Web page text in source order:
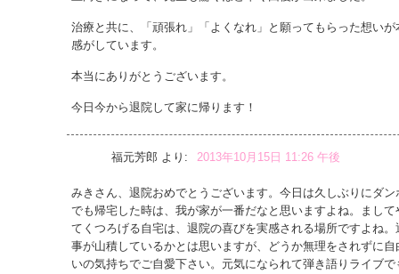
治療と共に、「頑張れ」「よくなれ」と願ってもらった想い
感がしています。
本当にありがとうございます。
今日今から退院して家に帰ります！
福元芳郎 より: 2013年10月15日 11:26 午後
みきさん、退院おめでとうございます。今日は久しぶりにダ
でも帰宅した時は、我が家が一番だなと思いますよね。まし
てくつろげる自宅は、退院の喜びを実感される場所ですよね
事が山積しているかとは思いますが、どうか無理をされずに
いの気持ちでご自愛下さい。元気になられて弾き語りライブ